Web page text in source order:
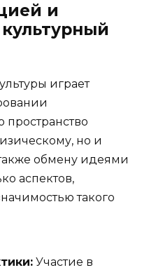
и
играет
пространство
но и
обмену идеями
аспектов,
такого
Участие в